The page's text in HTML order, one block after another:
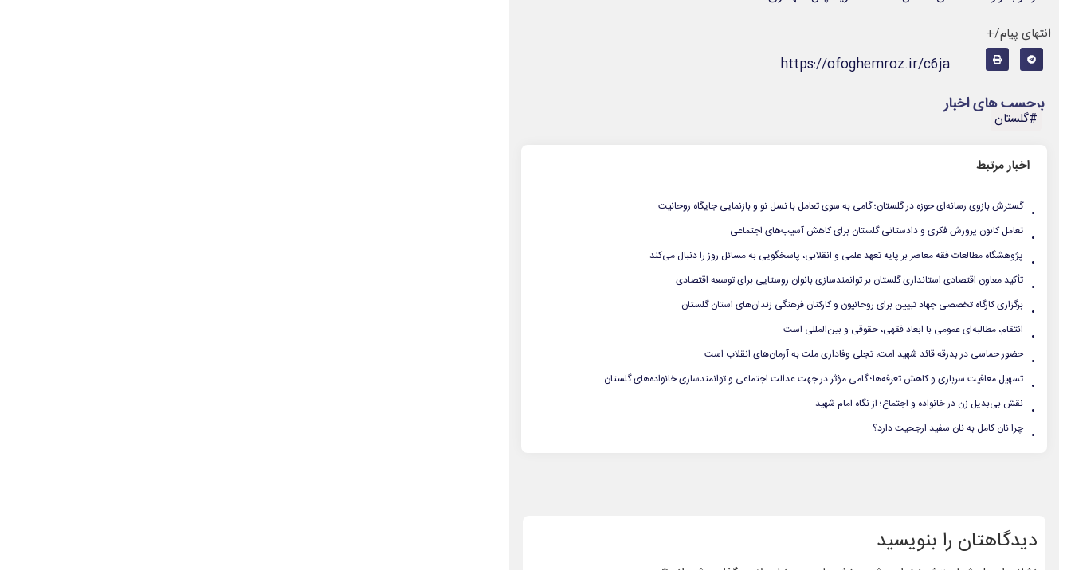
انتهای پیام/+
https://ofoghemroz.ir/c6ja
برچسب های اخبار
#گلستان
اخبار مرتبط
. گسترش بازوی رسانه‌ای حوزه در گلستان؛ گامی به سوی تعامل با نسل نو و بازنمایی جایگاه روحانیت
. تعامل کانون پرورش فکری و دادستانی گلستان برای کاهش آسیب‌های اجتماعی
. پژوهشگاه مطالعات فقه معاصر بر پایه تعهد علمی و انقلابی، پاسخگویی به مسائل روز را دنبال می‌کند
. تأکید معاون اقتصادی استانداری گلستان بر توانمندسازی بانوان روستایی برای توسعه اقتصادی
. برگزاری کارگاه تخصصی جهاد تبیین برای روحانیون و کارکنان فرهنگی زندان‌های استان گلستان
. انتقام، مطالبه‌ای عمومی با ابعاد فقهی، حقوقی و بین‌المللی است
. حضور حماسی در بدرقه قائد شهید امت، تجلی وفاداری ملت به آرمان‌های انقلاب است
. تسهیل معافیت سربازی و کاهش تعرفه‌ها؛ گامی مؤثر در جهت عدالت اجتماعی و توانمندسازی خانواده‌های گلستان
. نقش بی‌بدیل زن در خانواده و اجتماع؛ از نگاه امام شهید
. چرا نان کامل به نان سفید ارجحیت دارد؟
دیدگاهتان را بنویسید